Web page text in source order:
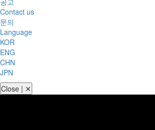
Contact us
문의
Language
KOR
ENG
CHN
JPN
Close | ✕